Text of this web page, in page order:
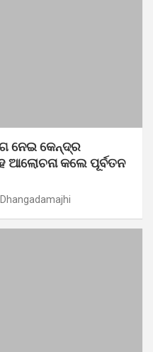
ନେଇ କେନ୍ଦ୍ର
ଆଲୋଚନା କଲେ ପୂର୍ବତନ